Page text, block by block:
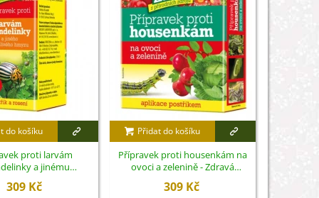
do košíku
proti larvám
a jinému
rostlin - 20 ml
309 Kč
Přidat do košíku
Přípravek proti housenkám na
ovoci a zelenině - Zdravá
g
309 Kč